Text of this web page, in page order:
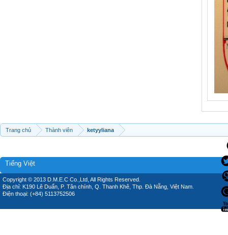
Trang chủ Thành viên ketyyliana
Tiếng Việt
Copyright © 2013 D.M.E.C Co.,Ltd, All Rights Reserved.
Địa chỉ: K190 Lê Duẩn, P. Tân chính, Q. Thanh Khê, Thp. Đà Nẵng, Việt Nam.
Điện thoại: (+84) 5113752506